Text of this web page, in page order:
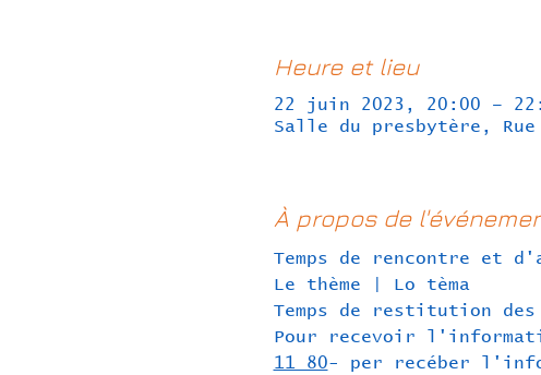
Heure et lieu
22 juin 2023, 20:00 –
Salle du presbytère,
À propos de
Temps de rencontre et
Le thème | Lo tèma
Temps de restitution
Pour recevoir
11 80- per recéber